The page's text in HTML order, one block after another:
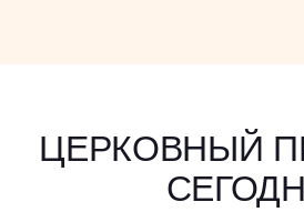
ЦЕРКОВНЫЙ